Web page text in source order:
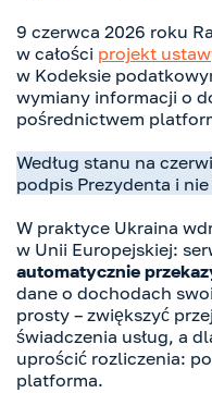
9 czerwca 2026 roku
w całości projekt
w Kodeksie
wymiany informacji o
pośrednictwem
Według stanu na
podpis Prezydenta i nie
W praktyce Ukraina
w Unii Europejskiej:
automatycznie
dane o dochodach
prosty – zwiększyć
świadczenia usług, a
uprościć rozliczenia:
platforma.